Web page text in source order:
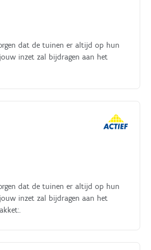
dat de tuinen er altijd op hun
inzet zal bijdragen aan het
dat de tuinen er altijd op hun
inzet zal bijdragen aan het